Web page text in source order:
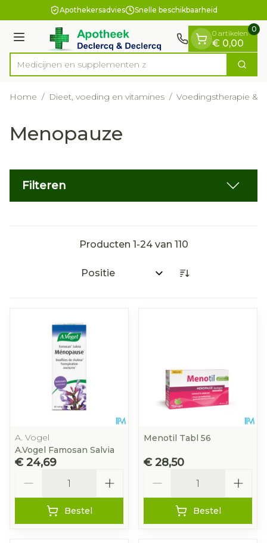
Ga naar de inhoudApothekersadvies Snelle beschikbaarheid
Menu
Product, merk, categorie...
Medicijnen Zoek
0 artikelen
€ 0,00
0
Home / Dieet, voeding en vitamines / Voedingstherapie &
Menopauze
Filteren
Producten 1-24van 110
Sorteer op:
A. Vogel
A.Vogel Famosan Salvia
€ 24,69
Bestel
Menotil Tabl 56
€ 28,50
Bestel